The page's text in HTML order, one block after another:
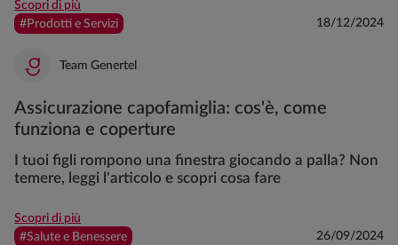
Scopri di più
#Prodotti e Servizi
18/12/2024
Team Genertel
Assicurazione capofamiglia: cos'è, come
funziona e coperture
I tuoi figli rompono una finestra giocando a palla? Non
temere, leggi l'articolo e scopri cosa fare
Scopri di più
#Salute e Benessere
26/09/2024